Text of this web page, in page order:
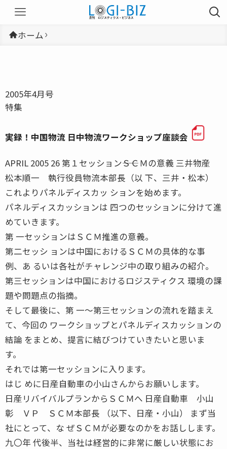
ホーム
2005年4月号
特集
実録！中国物流 日中物流ワークショップ座談会
APRIL 2005 26 第１セッション――ＳＣＭの意義 三井物産
松本順一 執行役員物流本部長（以 下、三井・松本）
これよりパネルディスカッ ションを始めます。
パネルディスカッションは 四つのセッションに分けて進
めていきます。
第 一セッションはＳＣＭ推進の意義。
第二セッシ ョンは中国におけるＳＣＭの具体的な事
例、あ るいは各社がチャレンジ中の取り組みの紹介。
第三セッションは中国におけるロジスティクス 環境の課
題や問題点の指摘。
そして最後に、第 一〜第三セッションの流れを踏まえ
て、今回の ワークショップとパネルディスカッションの
結論 をまとめ、提言に結びつけていきたいと思いま
す。
それでは第一セッションに入ります。
はじ めに日産自動車の小山さんからお願いします。
日産リバイバルプランからＳＣＭへ 日産自動車 小山
彰 ＶＰ ＳＣＭ本部長 （以下、日産・小山） まず当
社にとって、な ぜＳＣＭが必要なのかをお話しします。
九〇年 代後半、当社は経営的に非常に厳しい状態にお